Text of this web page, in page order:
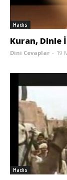
Hadis
Kuran, Dinle
Dini Cevaplar - 19
Hadis